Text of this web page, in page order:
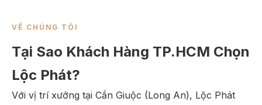
VỀ CHÚNG TÔI
Tại Sao Khách Hàng TP.HCM Chọn
Lộc Phát?
Với vị trí xưởng tại Cần Giuộc (Long An), Lộc Phát